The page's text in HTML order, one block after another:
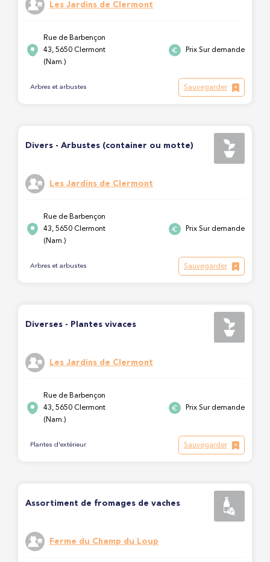
Les Jardins de Clermont
Rue de Barbençon
43, 5650 Clermont
(Nam.)
Prix Sur demande
Arbres et arbustes Sauvegarder
Divers - Arbustes (container ou motte)
Les Jardins de Clermont
Rue de Barbençon
43, 5650 Clermont
(Nam.)
Prix Sur demande
Arbres et arbustes Sauvegarder
Diverses - Plantes vivaces
Les Jardins de Clermont
Rue de Barbençon
43, 5650 Clermont
(Nam.)
Prix Sur demande
Plantes d'extérieur Sauvegarder
Assortiment de fromages de vaches
Ferme du Champ du Loup